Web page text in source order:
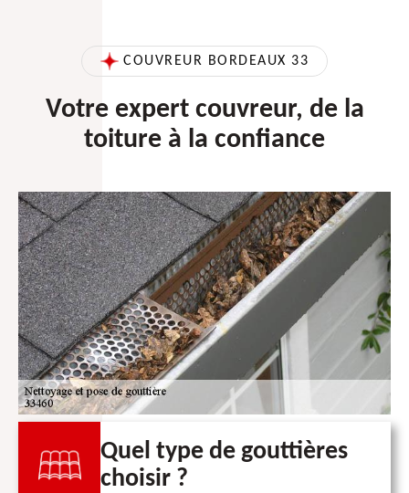
COUVREUR BORDEAUX 33
Votre expert couvreur, de la
toiture à la confiance
Quel type de gouttières
choisir ?